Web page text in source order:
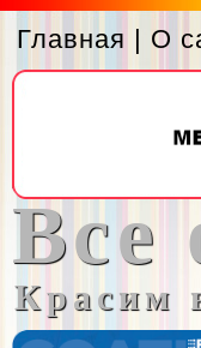
Главная | О
Все
Красим